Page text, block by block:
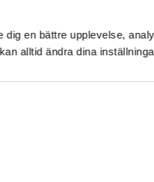
dig en bättre upplevelse,
alltid ändra dina